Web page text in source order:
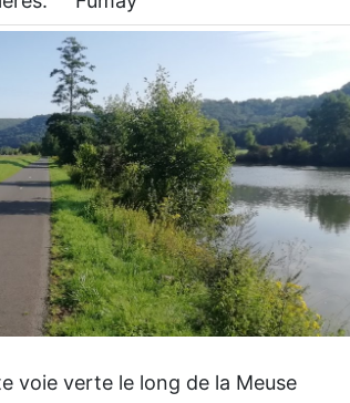
voie verte le long de la Meuse